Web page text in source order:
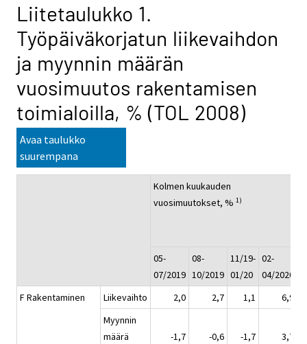
Liitetaulukko 1.
Työpäiväkorjatun liikevaihdon
ja myynnin määrän
vuosimuutos rakentamisen
toimialoilla, % (TOL 2008)
Avaa taulukko
suurempana
Kolmen kuukauden
vuosimuutokset, % 1)
05-
07/2019
08-
10/2019
11/19-
01/20
02-
04/2020
F Rakentaminen Liikevaihto 2,0 2,7 1,1
6,9
Myynnin
määrä
-1,7 -0,6 -1,7
3,7